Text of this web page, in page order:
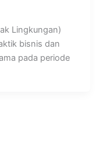
Lingkungan)
bisnis dan
pada periode